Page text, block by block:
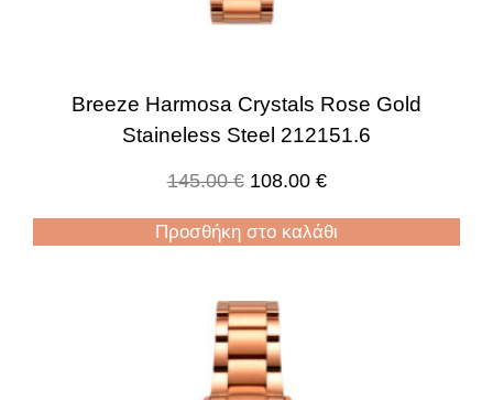
Breeze Harmosa Crystals Rose Gold
Staineless Steel 212151.6
145.00€ 108.00 €
Προσθήκη στο καλάθι